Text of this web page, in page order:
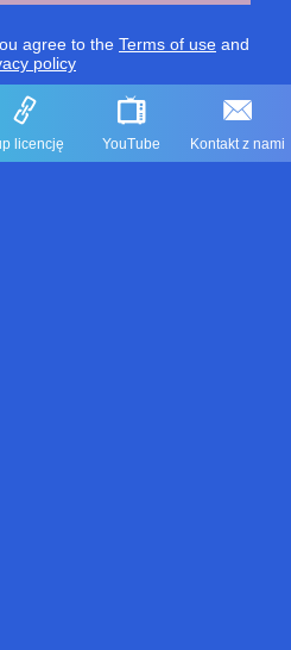
agree to the Terms of use and
policy
licencję YouTube Kontakt z nami